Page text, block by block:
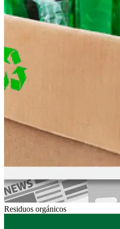
Residuos orgánicos